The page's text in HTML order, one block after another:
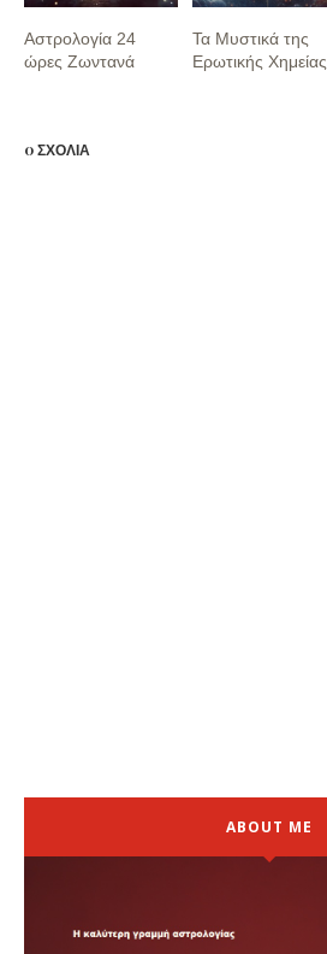
Αστρολογία 24
ώρες Ζωντανά
Τα Μυστικά της
Ερωτικής Χημείας
0 ΣΧΟΛΙΑ
ABOUT ME